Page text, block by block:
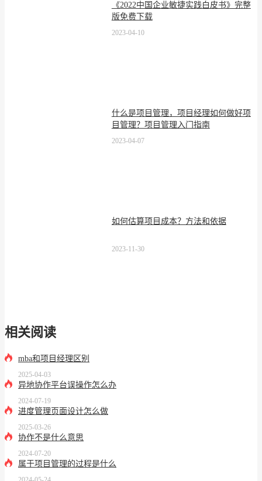
《2022中国企业敏捷实践白皮书》完整
版免费下载
2023-04-10
什么是项目管理，项目经理如何做好项
目管理？项目管理入门指南
2023-04-07
如何估算项目成本？方法和依据
2023-11-30
相关阅读
mba和项目经理区别
2025-04-03
异地协作平台误操作怎么办
2024-07-19
进度管理页面设计怎么做
2025-03-26
协作不是什么意思
2024-07-20
属于项目管理的过程是什么